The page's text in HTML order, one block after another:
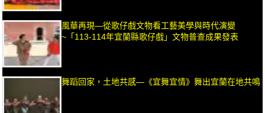
風華再現—從歌仔戲文物看工藝美學與時代演變
~「113-114年宜蘭縣歌仔戲」文物普查成果發表
舞蹈回家，土地共感—《宜舞宜情》舞出宜蘭在地共鳴